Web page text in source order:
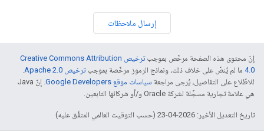
إرسال ملاحظات
إنّ محتوى هذه الصفحة مرخّص بموجب
ترخيص Creative Commons Attribution
4.0‏ ما لم يُنصّ على خلاف ذلك، ونماذج الرموز مرخّصة بموجبترخيص Apache 2.0‏
.
للاطّلاع على التفاصيل، يُرجى مراجعة سياسات موقع Google Developers‏
. إنّ Java
هي علامة تجارية مسجَّلة لشركة Oracle و/أو شركائها التابعين.
تاريخ التعديل الأخير: 2026-04-23 (حسب التوقيت العالمي المتفَّق عليه)